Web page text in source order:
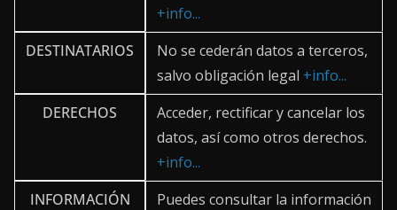
+info...
DESTINATARIOS
No se cederán datos a terceros,
salvo obligación legal +info...
DERECHOS
Acceder, rectificar y cancelar los
datos, así como otros derechos.
+info...
INFORMACIÓN
Puedes consultar la información